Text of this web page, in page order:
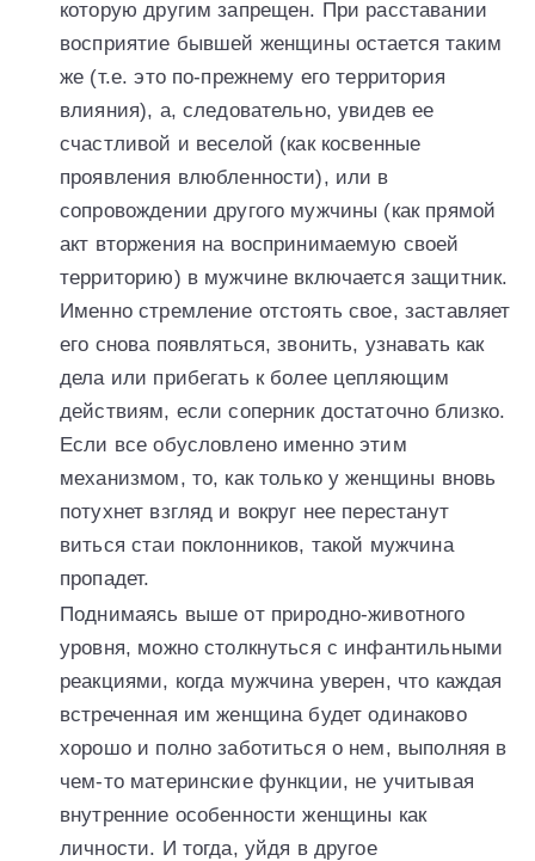
которую другим запрещен. При расставании
восприятие бывшей женщины остается таким
же (т.е. это по-прежнему его территория
влияния), а, следовательно, увидев ее
счастливой и веселой (как косвенные
проявления влюбленности), или в
сопровождении другого мужчины (как прямой
акт вторжения на воспринимаемую своей
территорию) в мужчине включается защитник.
Именно стремление отстоять свое, заставляет
его снова появляться, звонить, узнавать как
дела или прибегать к более цепляющим
действиям, если соперник достаточно близко.
Если все обусловлено именно этим
механизмом, то, как только у женщины вновь
потухнет взгляд и вокруг нее перестанут
виться стаи поклонников, такой мужчина
пропадет.
Поднимаясь выше от природно-животного
уровня, можно столкнуться с инфантильными
реакциями, когда мужчина уверен, что каждая
встреченная им женщина будет одинаково
хорошо и полно заботиться о нем, выполняя в
чем-то материнские функции, не учитывая
внутренние особенности женщины как
личности. И тогда, уйдя в другое